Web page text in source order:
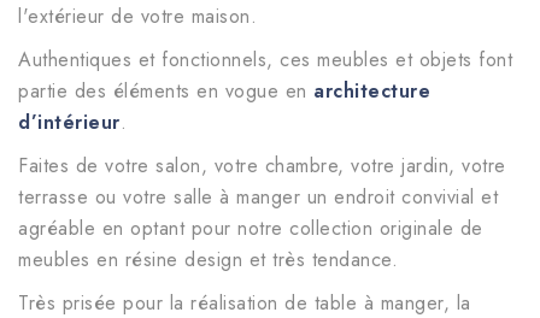
l'extérieur de votre maison.
Authentiques et fonctionnels, ces meubles et objets font
partie des éléments en vogue en architecture
d’intérieur.
Faites de votre salon, votre chambre, votre jardin, votre
terrasse ou votre salle à manger un endroit convivial et
agréable en optant pour notre collection originale de
meubles en résine design et très tendance.
Très prisée pour la réalisation de table à manger, la